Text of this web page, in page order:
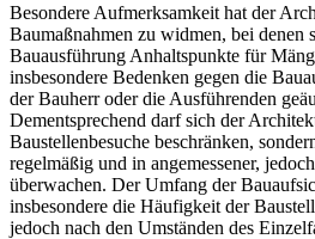
Besondere Aufmerksamkeit hat der
Baumaßnahmen zu widmen, bei denen
Bauausführung Anhaltspunkte für
insbesondere Bedenken gegen die
der Bauherr oder die Ausführenden
Dementsprechend darf sich der
Baustellenbesuche beschränken,
regelmäßig und in angemessener,
überwachen. Der Umfang der
insbesondere die Häufigkeit der
jedoch nach den Umständen des